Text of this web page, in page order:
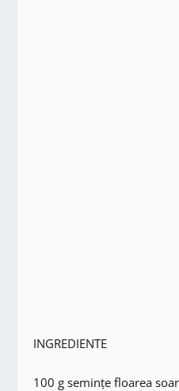
INGREDIENTE
100 g semințe floarea